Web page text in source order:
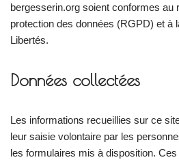
bergesserin.org soient conformes au
protection des données (RGPD) et à
Libertés.
Données collectées
Les informations recueillies sur ce
leur saisie volontaire par les
les formulaires mis à disposition.